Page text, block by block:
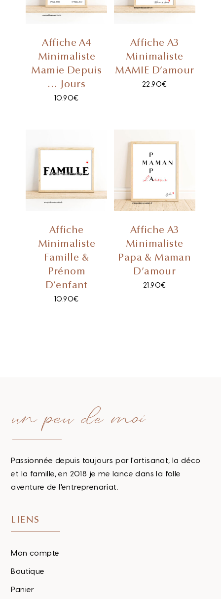
Affiche A4
Minimaliste
Mamie Depuis
… Jours
10.90€
Affiche A3
Minimaliste
MAMIE D’amour
22.90€
Affiche
Minimaliste
Famille &
Prénom
D’enfant
10.90€
Affiche A3
Minimaliste
Papa & Maman
D’amour
21.90€
un peu de moi
Passionnée depuis toujours par l'artisanat, la déco
et la famille, en 2018 je me lance dans la folle
aventure de l'entreprenariat.
LIENS
Mon compte
Boutique
Panier